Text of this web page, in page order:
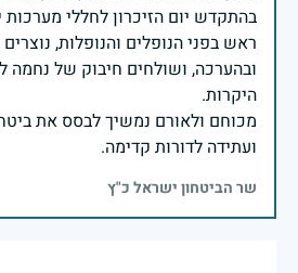
בהתקדש יום הזיכרון לחללי מערכות
ראש בפני הנופלים והנופלות,
ובהערכה, ושולחים חיבוק של
מכוחם ולאורם נמשיך לבסס את
ועתידה לדורות קדימה.
שר הביטחון ישראל כ"ץ